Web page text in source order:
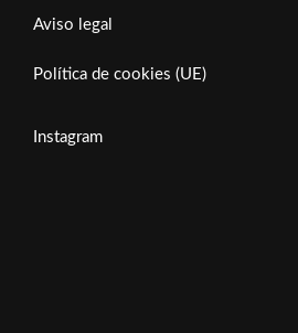
Aviso legal
Política de cookies (UE)
Instagram